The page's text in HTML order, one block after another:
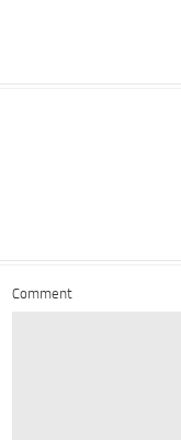
Comment